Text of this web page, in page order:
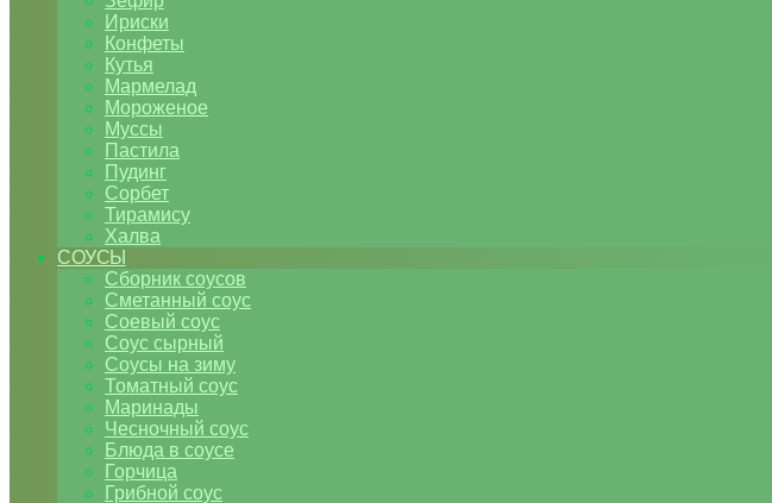
Ириски
Конфеты
Кутья
Мармелад
Мороженое
Муссы
Пастила
Пудинг
Сорбет
Тирамису
Халва
СОУСЫ
Сборник соусов
Сметанный соус
Соевый соус
Соус сырный
Соусы на зиму
Томатный соус
Маринады
Чесночный соус
Блюда в соусе
Горчица
Грибной соус